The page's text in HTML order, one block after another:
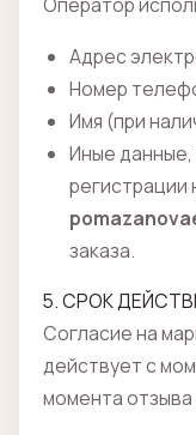
Адрес
Номер
Имя (при
Иные
регистрации
заказа.
5. СРОК
Согласие на
действует с
момента отзыва